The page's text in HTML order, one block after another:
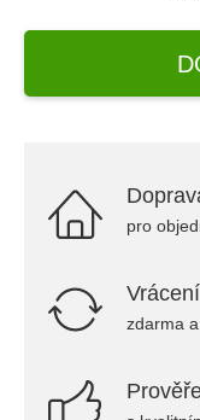
pro
zdarma